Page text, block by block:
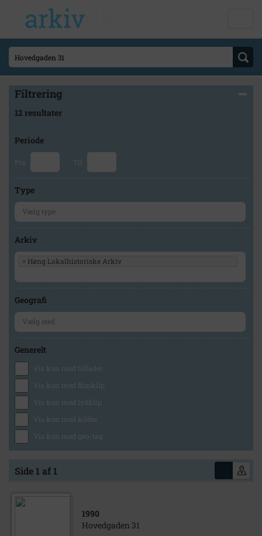
Filtrering
12 resultater
Periode
Fra Til
Type
Arkiv
× Høng Lokalhistoriske Arkiv
Geografi
Generelt
Vis kun med billeder
Vis kun med filmklip
Vis kun med lydklip
Vis kun med kilder
Vis kun med geo-tag
Side 1 af 1
1990
Hovedgaden 31